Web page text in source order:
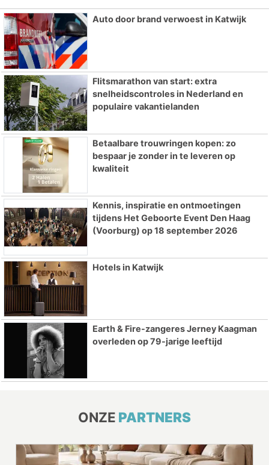
Auto door brand verwoest in Katwijk
Flitsmarathon van start: extra
snelheidscontroles in Nederland en
populaire vakantielanden
Betaalbare trouwringen kopen: zo
bespaar je zonder in te leveren op
kwaliteit
Kennis, inspiratie en ontmoetingen
tijdens Het Geboorte Event Den Haag
(Voorburg) op 18 september 2026
Hotels in Katwijk
Earth & Fire-zangeres Jerney Kaagman
overleden op 79-jarige leeftijd
ONZE PARTNERS